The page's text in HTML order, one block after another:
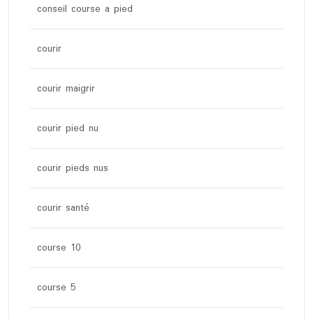
conseil course a pied
courir
courir maigrir
courir pied nu
courir pieds nus
courir santé
course 10
course 5